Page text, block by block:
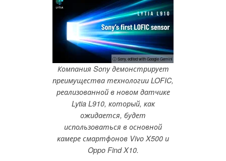
ⓘ Sony, edited with Google Gemini
Компания Sony демонстрирует
преимущества технологии LOFIC,
реализованной в новом датчике
Lytia L910, который, как
ожидается, будет
использоваться в основной
камере смартфонов Vivo X500 и
Oppo Find X10.